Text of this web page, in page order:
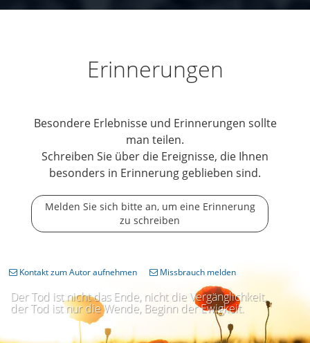
Erinnerungen
Besondere Erlebnisse und Erinnerungen sollte
man teilen.
Schreiben Sie über die Ereignisse, die Ihnen
besonders in Erinnerung geblieben sind.
Melden Sie sich bitte an, um eine Erinnerung
zu schreiben
Der Tod ist nicht das Ende, nicht die Vergänglichkeit,
der Tod ist nur die Wende, Beginn der Ewigkeit.
Kontakt zum Autor aufnehmen Missbrauch melden